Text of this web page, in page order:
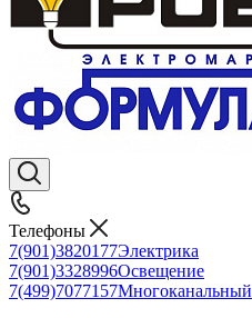
Телефоны
7(901)3820177Электрика
7(901)3328996Освещение
7(499)7077157Многоканальный